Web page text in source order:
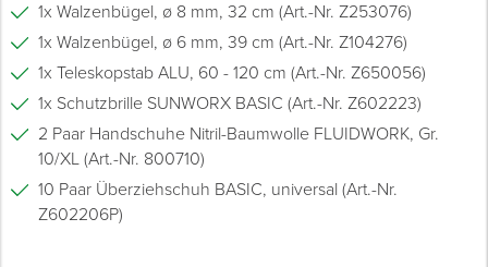
1x Walzenbügel, ø 8 mm, 32 cm (Art.-Nr. Z253076)
1x Walzenbügel, ø 6 mm, 39 cm (Art.-Nr. Z104276)
1x Teleskopstab ALU, 60 - 120 cm (Art.-Nr. Z650056)
1x Schutzbrille SUNWORX BASIC (Art.-Nr. Z602223)
2 Paar Handschuhe Nitril-Baumwolle FLUIDWORK, Gr.
10/XL (Art.-Nr. 800710)
10 Paar Überziehschuh BASIC, universal (Art.-Nr.
Z602206P)